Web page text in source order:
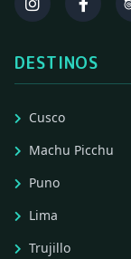
DESTINOS
Cusco
Machu Picchu
Puno
Lima
Trujillo